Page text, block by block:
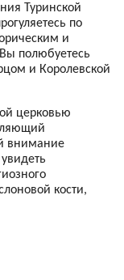
Туринской
по
и
полюбуетесь
и Королевской
церковью
внимание
кости,